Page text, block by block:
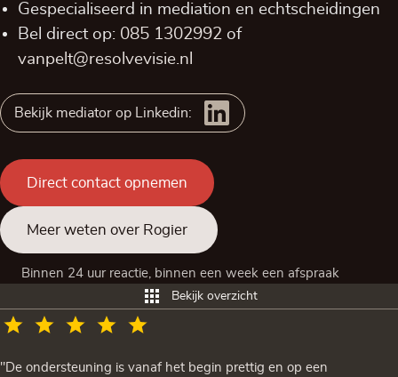
Gespecialiseerd in mediation en echtscheidingen
Bel direct op: 085 1302992 of
vanpelt@resolvevisie.nl
Bekijk mediator op Linkedin:
Direct contact opnemen
Meer weten over Rogier
Binnen 24 uur reactie, binnen een week een afspraak
Bekijk overzicht
"De ondersteuning is vanaf het begin prettig en op een